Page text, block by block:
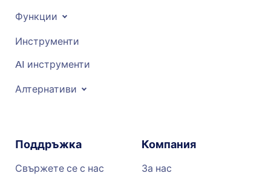
Функции
Инструменти
AI инструменти
Алтернативи
Поддръжка
Свържете се с нас
Компания
За нас